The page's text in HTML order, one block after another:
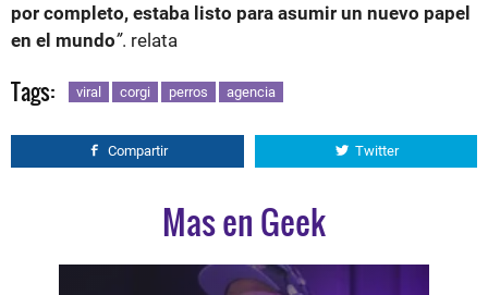
por completo, estaba listo para asumir un nuevo papel
en el mundo”. relata
Tags: viral corgi perros agencia
Compartir Twitter
Mas en Geek